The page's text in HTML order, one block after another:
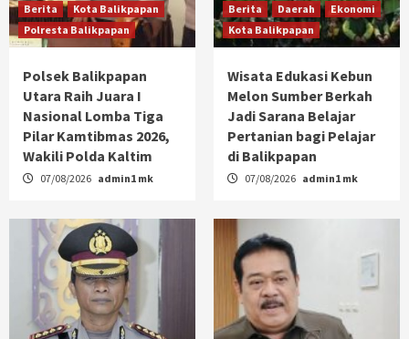
Berita
Kota Balikpapan
Polresta Balikpapan
Polsek Balikpapan
Utara Raih Juara I
Nasional Lomba Tiga
Pilar Kamtibmas 2026,
Wakili Polda Kaltim
07/08/2026 admin1 mk
Berita Daerah
Ekonomi
Kota Balikpapan
Wisata Edukasi Kebun
Melon Sumber Berkah
Jadi Sarana Belajar
Pertanian bagi Pelajar
di Balikpapan
07/08/2026 admin1 mk